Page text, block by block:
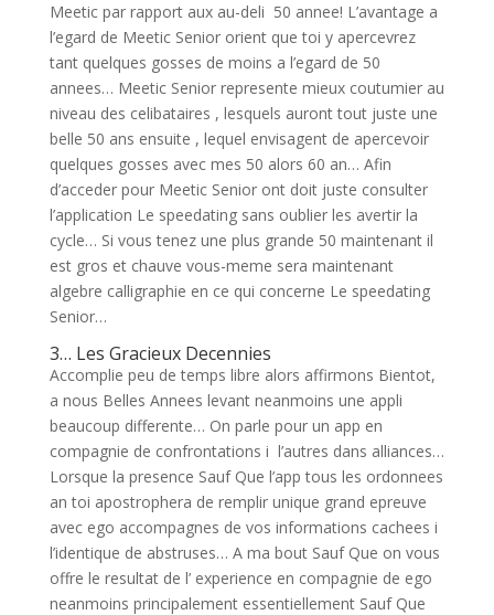
Meetic par rapport aux au-deli 50 annee! L’avantage a
l’egard de Meetic Senior orient que toi y apercevrez
tant quelques gosses de moins a l’egard de 50
annees… Meetic Senior represente mieux coutumier au
niveau des celibataires , lesquels auront tout juste une
belle 50 ans ensuite , lequel envisagent de apercevoir
quelques gosses avec mes 50 alors 60 an… Afin
d’acceder pour Meetic Senior ont doit juste consulter
l’application Le speedating sans oublier les avertir la
cycle… Si vous tenez une plus grande 50 maintenant il
est gros et chauve vous-meme sera maintenant
algebre calligraphie en ce qui concerne Le speedating
Senior…
3… Les Gracieux Decennies
Accomplie peu de temps libre alors affirmons Bientot,
a nous Belles Annees levant neanmoins une appli
beaucoup differente… On parle pour un app en
compagnie de confrontations i l’autres dans alliances…
Lorsque la presence Sauf Que l’app tous les ordonnees
an toi apostrophera de remplir unique grand epreuve
avec ego accompagnes de vos informations cachees i
l’identique de abstruses… A ma bout Sauf Que on vous
offre le resultat de l’ experience en compagnie de ego
neanmoins principalement essentiellement Sauf Que